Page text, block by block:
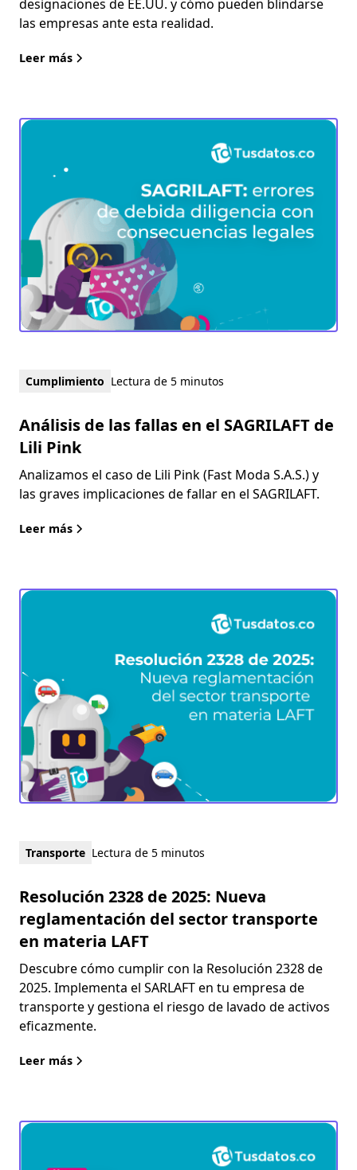
designaciones de EE.UU. y cómo pueden blindarse
las empresas ante esta realidad.
Leer más
Cumplimiento Lectura de 5 minutos
Análisis de las fallas en el SAGRILAFT de
Lili Pink
Analizamos el caso de Lili Pink (Fast Moda S.A.S.) y
las graves implicaciones de fallar en el SAGRILAFT.
Leer más
Transporte Lectura de 5 minutos
Resolución 2328 de 2025: Nueva
reglamentación del sector transporte
en materia LAFT
Descubre cómo cumplir con la Resolución 2328 de
2025. Implementa el SARLAFT en tu empresa de
transporte y gestiona el riesgo de lavado de activos
eficazmente.
Leer más